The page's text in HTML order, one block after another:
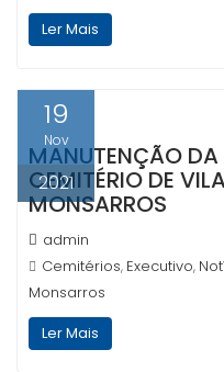
Ler Mais
19
Nov
2021
MANUTENÇÃO DA
CEMITÉRIO DE
MONSARROS
admin
Cemitérios, Executivo,
Monsarros
Ler Mais